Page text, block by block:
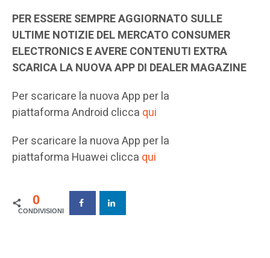
PER ESSERE SEMPRE AGGIORNATO SULLE
ULTIME NOTIZIE DEL MERCATO CONSUMER
ELECTRONICS E AVERE CONTENUTI EXTRA
SCARICA LA NUOVA APP DI DEALER MAGAZINE
Per scaricare la nuova App per la
piattaforma Android clicca qui
Per scaricare la nuova App per la
piattaforma Huawei clicca qui
0